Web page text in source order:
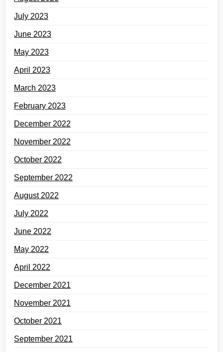
July 2023
June 2023
May 2023
April 2023
March 2023
February 2023
December 2022
November 2022
October 2022
September 2022
August 2022
July 2022
June 2022
May 2022
April 2022
December 2021
November 2021
October 2021
September 2021